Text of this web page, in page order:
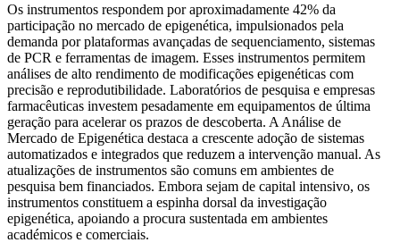
Os instrumentos respondem por aproximadamente 42% da
participação no mercado de epigenética, impulsionados pela
demanda por plataformas avançadas de sequenciamento, sistemas
de PCR e ferramentas de imagem. Esses instrumentos permitem
análises de alto rendimento de modificações epigenéticas com
precisão e reprodutibilidade. Laboratórios de pesquisa e empresas
farmacêuticas investem pesadamente em equipamentos de última
geração para acelerar os prazos de descoberta. A Análise de
Mercado de Epigenética destaca a crescente adoção de sistemas
automatizados e integrados que reduzem a intervenção manual. As
atualizações de instrumentos são comuns em ambientes de
pesquisa bem financiados. Embora sejam de capital intensivo, os
instrumentos constituem a espinha dorsal da investigação
epigenética, apoiando a procura sustentada em ambientes
académicos e comerciais.